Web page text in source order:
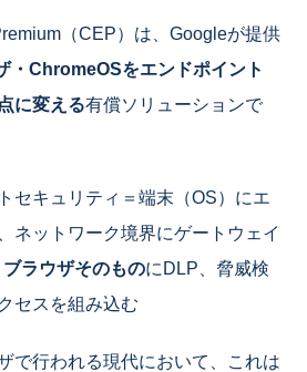
（CEP）は、Googleが提供
・ChromeOSをエンドポイント
に変える有償ソリューションで
セキュリティ＝端末（OS）にエ
ネットワーク境界にゲートウェイ
ブラウザそのものにDLP、脅威検
セスを組み込む
で行われる現代において、これは